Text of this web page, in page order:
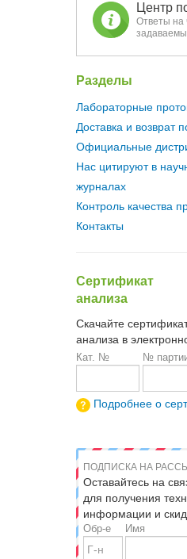
Центр
Ответы на
Разделы
Лабораторные
Доставка и возврат
Официальные
Нас цитируют в
журналах
Контроль качества
Контакты
Сертификат
анализа
Скачайте
анализа в
Кат. № №
Подробнее о
ПОДПИСКА НА
Оставайтесь на
для получения
информации и
Обр-е Имя